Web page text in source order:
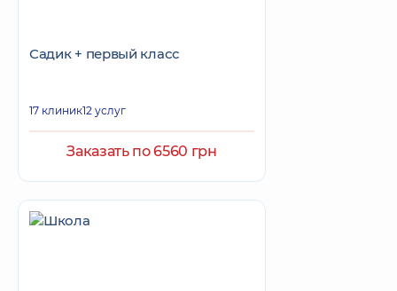
Садик + первый класс
17 клиник12 услуг
Заказать по 6560 грн